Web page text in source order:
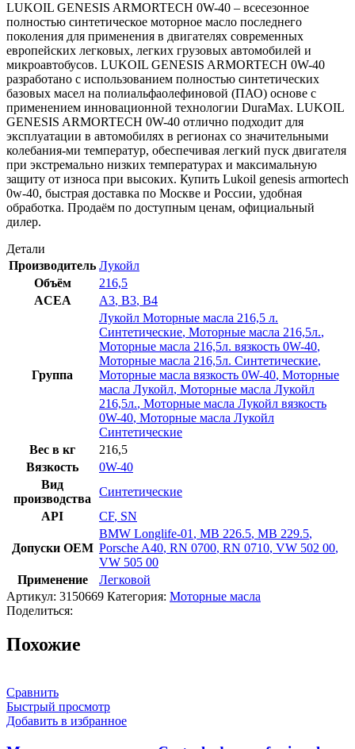
LUKOIL GENESIS ARMORTECH 0W-40 – всесезонное
полностью синтетическое моторное масло последнего
поколения для применения в двигателях современных
европейских легковых, легких грузовых автомобилей и
микроавтобусов. LUKOIL GENESIS ARMORTECH 0W-40
разработано с использованием полностью синтетических
базовых масел на полиальфаолефиновой (ПАО) основе с
применением инновационной технологии DuraMax. LUKOIL
GENESIS ARMORTECH 0W-40 отлично подходит для
эксплуатации в автомобилях в регионах со значительными
колебания-ми температур, обеспечивая легкий пуск двигателя
при экстремально низких температурах и максимальную
защиту от износа при высоких. Купить Lukoil genesis armortech
0w-40, быстрая доставка по Москве и России, удобная
обработка. Продаём по доступным ценам, официальный
дилер.
Детали
Производитель Лукойл
Объём
216,5
ACEA
A3, B3, B4
Группа
Лукойл Моторные масла 216,5 л.
Синтетические, Моторные масла 216,5л.,
Моторные масла 216,5л. вязкость 0W-40,
Моторные масла 216,5л. Синтетические,
Моторные масла вязкость 0W-40, Моторные
масла Лукойл, Моторные масла Лукойл
216,5л., Моторные масла Лукойл вязкость
0W-40, Моторные масла Лукойл
Синтетические
Вес в кг
216,5
Вязкость
0W-40
Вид
производства
Синтетические
API
CF, SN
Допуски OEM
BMW Longlife-01 , MB 226.5, MB 229.5,
Porsche A40, RN 0700, RN 0710, VW 502 00,
VW 505 00
Применение
Легковой
Артикул: 3150669 Категория: Моторные масла
Поделиться:
Похожие
Сравнить
Быстрый просмотр
Добавить в избранное